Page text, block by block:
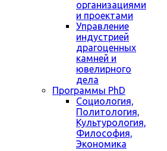
организациями
и проектами
Управление
индустрией
драгоценных
камней и
ювелирного
дела
Программы PhD
Социология,
Политология,
Культурология,
Философия,
Экономика